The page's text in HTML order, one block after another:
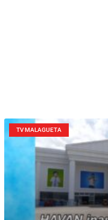
TV MALAGUETA